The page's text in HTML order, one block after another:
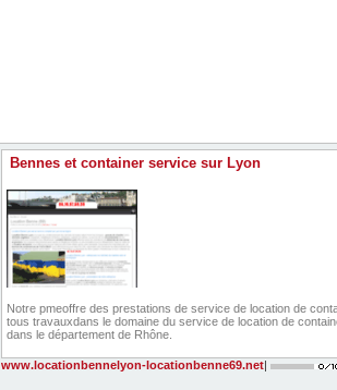
Bennes et container service sur Lyon
Notre pmeoffre des prestations de service de location de
tous travauxdans le domaine du service de location de
dans le département de Rhône.
www.locationbennelyon-locationbenne69.net|